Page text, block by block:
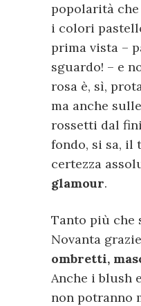
popolarità
i colori
prima vista –
sguardo! – e
rosa è, sì,
ma anche
rossetti dal
fondo, si sa, il
certezza
glamour.
Tanto più che
Novanta
ombretti,
Anche i blush
non potranno